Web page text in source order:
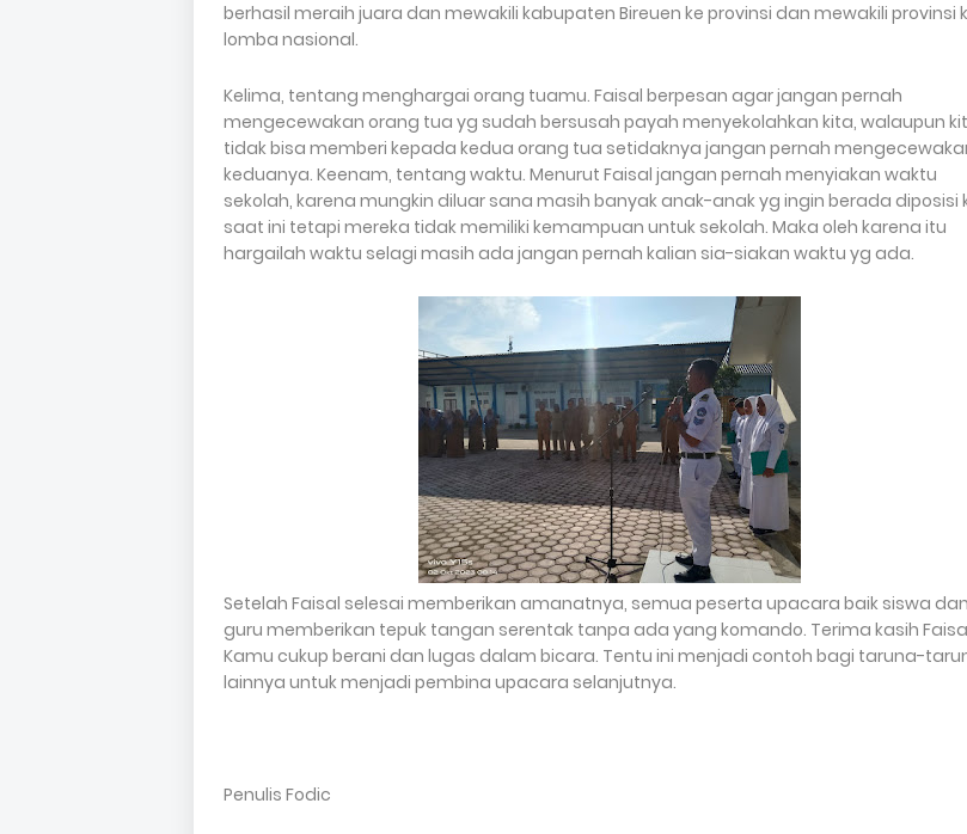
berhasil meraih juara dan mewakili kabupaten Bireuen ke provinsi dan mewakili provinsi
lomba nasional.
Kelima, tentang menghargai orang tuamu. Faisal berpesan agar jangan pernah
mengecewakan orang tua yg sudah bersusah payah menyekolahkan kita, walaupun
tidak bisa memberi kepada kedua orang tua setidaknya jangan pernah
keduanya. Keenam, tentang waktu. Menurut Faisal jangan pernah menyiakan waktu
sekolah, karena mungkin diluar sana masih banyak anak-anak yg ingin berada diposisi
saat ini tetapi mereka tidak memiliki kemampuan untuk sekolah. Maka oleh karena itu
hargailah waktu selagi masih ada jangan pernah kalian sia-siakan waktu yg ada.
Setelah Faisal selesai memberikan amanatnya, semua peserta upacara baik siswa dan
guru memberikan tepuk tangan serentak tanpa ada yang komando. Terima kasih
Kamu cukup berani dan lugas dalam bicara. Tentu ini menjadi contoh bagi taruna-
lainnya untuk menjadi pembina upacara selanjutnya.
Penulis Fodic